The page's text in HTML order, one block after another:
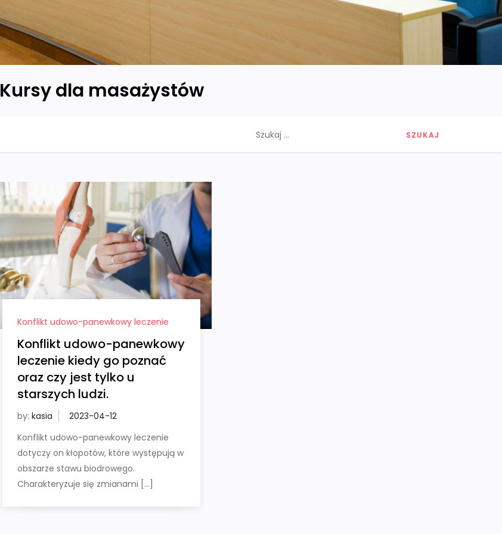
Kursy dla masażystów
Konflikt udowo-panewkowy leczenie
Konflikt udowo-panewkowy
leczenie kiedy go poznać
oraz czy jest tylko u
starszych ludzi.
by: kasia
Konflikt udowo-panewkowy leczenie
dotyczy on kłopotów, które występują w
obszarze stawu biodrowego.
Charakteryzuje się zmianami […]